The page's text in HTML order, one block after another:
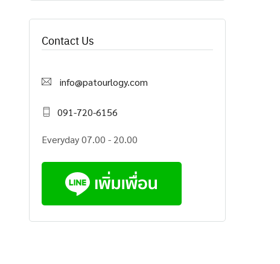
Contact Us
info@patourlogy.com
091-720-6156
Everyday 07.00 - 20.00